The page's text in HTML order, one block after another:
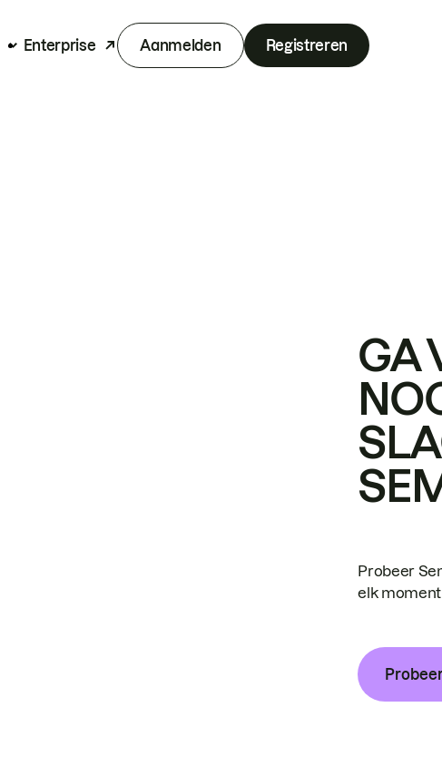
Enterprise Aanmelden Registreren
GA
Probeer
elk